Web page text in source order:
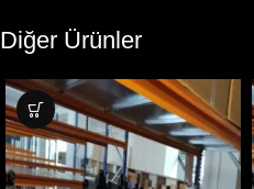
Diğer Ürünler